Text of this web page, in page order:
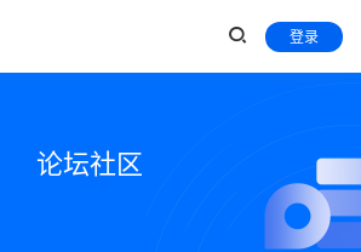
登录
论坛社区